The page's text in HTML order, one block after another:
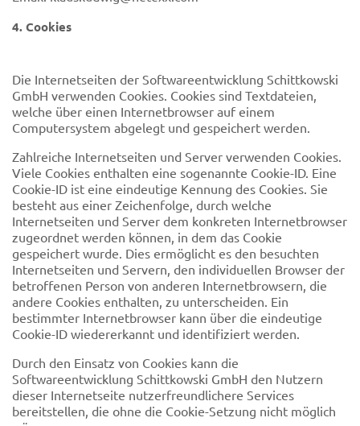
4. Cookies
Die Internetseiten der Softwareentwicklung Schittkowski
GmbH verwenden Cookies. Cookies sind Textdateien,
welche über einen Internetbrowser auf einem
Computersystem abgelegt und gespeichert werden.
Zahlreiche Internetseiten und Server verwenden Cookies.
Viele Cookies enthalten eine sogenannte Cookie-ID. Eine
Cookie-ID ist eine eindeutige Kennung des Cookies. Sie
besteht aus einer Zeichenfolge, durch welche
Internetseiten und Server dem konkreten Internetbrowser
zugeordnet werden können, in dem das Cookie
gespeichert wurde. Dies ermöglicht es den besuchten
Internetseiten und Servern, den individuellen Browser der
betroffenen Person von anderen Internetbrowsern, die
andere Cookies enthalten, zu unterscheiden. Ein
bestimmter Internetbrowser kann über die eindeutige
Cookie-ID wiedererkannt und identifiziert werden.
Durch den Einsatz von Cookies kann die
Softwareentwicklung Schittkowski GmbH den Nutzern
dieser Internetseite nutzerfreundlichere Services
bereitstellen, die ohne die Cookie-Setzung nicht möglich